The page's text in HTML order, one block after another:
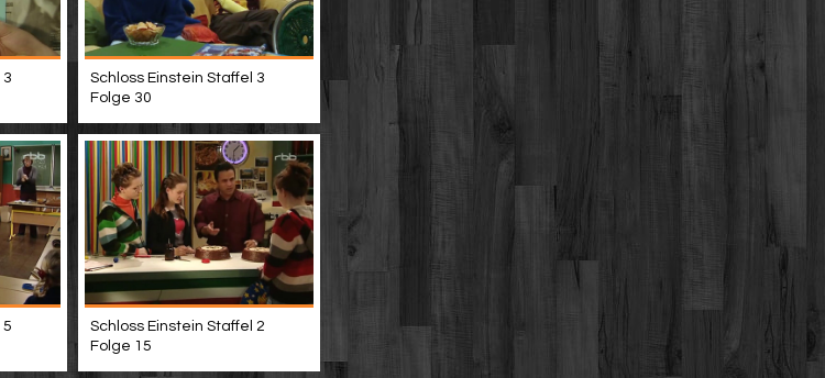
3
Schloss Einstein Staffel 3
Folge 30
5
Schloss Einstein Staffel 2
Folge 15